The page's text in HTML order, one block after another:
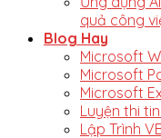
quả công
Blog Hay
Microsoft
Microsoft
Microsoft
Luyện thi
Lập Trình